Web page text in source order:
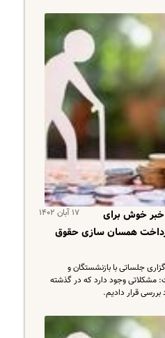
۱۷ آبان ۱۴۰۲
خبر خوش برای
همسان سازی حقوق
جلساتی با بازنشستگان و
مشکلاتی وجود دارد که در گذشته
قرار دادیم.